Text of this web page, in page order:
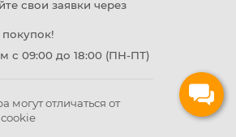
свои заявки через
с 09:00 до 18:00 (ПН-ПТ)
отличаться от